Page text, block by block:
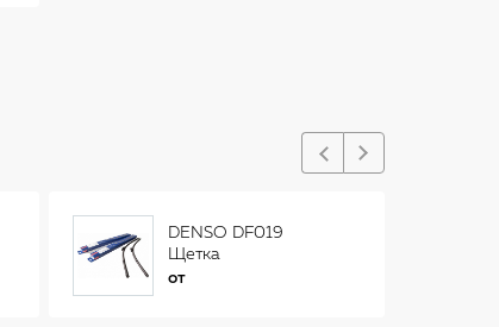
DENSO DF019
Щетка
стеклоочистителя
от